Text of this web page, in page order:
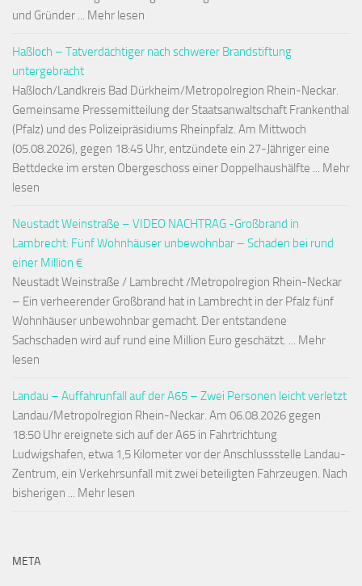
und Gründer ... Mehr lesen
Haßloch – Tatverdächtiger nach schwerer Brandstiftung
untergebracht
Haßloch/Landkreis Bad Dürkheim/Metropolregion Rhein-Neckar.
Gemeinsame Pressemitteilung der Staatsanwaltschaft Frankenthal
(Pfalz) und des Polizeipräsidiums Rheinpfalz. Am Mittwoch
(05.08.2026), gegen 18:45 Uhr, entzündete ein 27-Jähriger eine
Bettdecke im ersten Obergeschoss einer Doppelhaushälfte ... Mehr
lesen
Neustadt Weinstraße – VIDEO NACHTRAG -Großbrand in
Lambrecht: Fünf Wohnhäuser unbewohnbar – Schaden bei rund
einer Million €
Neustadt Weinstraße / Lambrecht /Metropolregion Rhein-Neckar
– Ein verheerender Großbrand hat in Lambrecht in der Pfalz fünf
Wohnhäuser unbewohnbar gemacht. Der entstandene
Sachschaden wird auf rund eine Million Euro geschätzt. ... Mehr
lesen
Landau – Auffahrunfall auf der A65 – Zwei Personen leicht verletzt
Landau/Metropolregion Rhein-Neckar. Am 06.08.2026 gegen
18:50 Uhr ereignete sich auf der A65 in Fahrtrichtung
Ludwigshafen, etwa 1,5 Kilometer vor der Anschlussstelle Landau-
Zentrum, ein Verkehrsunfall mit zwei beteiligten Fahrzeugen. Nach
bisherigen ... Mehr lesen
META